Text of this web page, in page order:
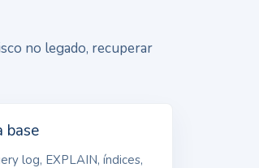
no legado, recuperar
base
log, EXPLAIN, índices,